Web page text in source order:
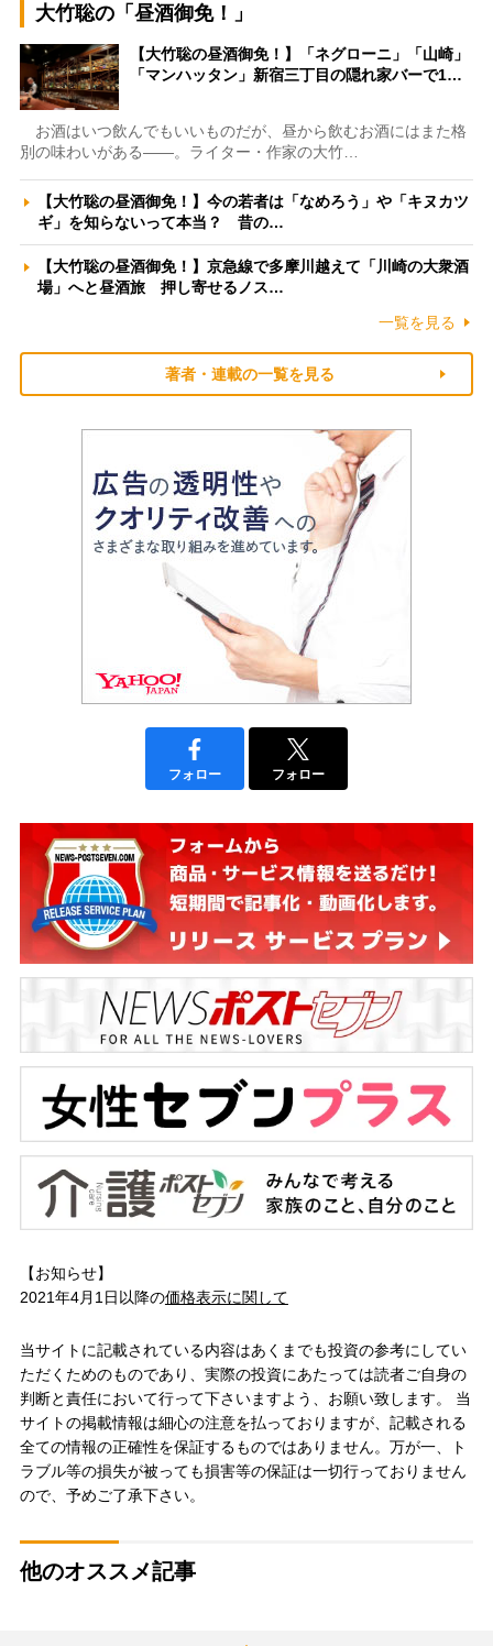
大竹聡の「昼酒御免！」
【大竹聡の昼酒御免！】「ネグローニ」「山崎」
「マンハッタン」新宿三丁目の隠れ家バーで1…
お酒はいつ飲んでもいいものだが、昼から飲むお酒にはまた格
別の味わいがある――。ライター・作家の大竹…
【大竹聡の昼酒御免！】今の若者は「なめろう」や「キヌカツ
ギ」を知らないって本当？ 昔の…
【大竹聡の昼酒御免！】京急線で多摩川越えて「川崎の大衆酒
場」へと昼酒旅 押し寄せるノス…
一覧を見る
著者・連載の一覧を見る
フォロー フォロー
【お知らせ】
2021年4月1日以降の価格表示に関して
当サイトに記載されている内容はあくまでも投資の参考にしてい
ただくためのものであり、実際の投資にあたっては読者ご自身の
判断と責任において行って下さいますよう、お願い致します。 当
サイトの掲載情報は細心の注意を払っておりますが、記載される
全ての情報の正確性を保証するものではありません。万が一、ト
ラブル等の損失が被っても損害等の保証は一切行っておりません
ので、予めご了承下さい。
他のオススメ記事